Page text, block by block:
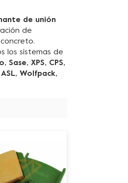
de unión
de
los sistemas de
Sase, XPS, CPS,
Wolfpack,